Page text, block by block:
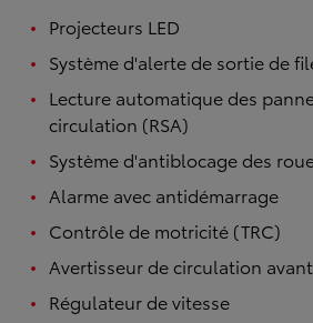
Projecteurs LED
Système d'alerte de sortie de
Lecture automatique des
circulation (RSA)
Système d'antiblocage des
Alarme avec antidémarrage
Contrôle de motricité (TRC)
Avertisseur de circulation avant
Régulateur de vitesse